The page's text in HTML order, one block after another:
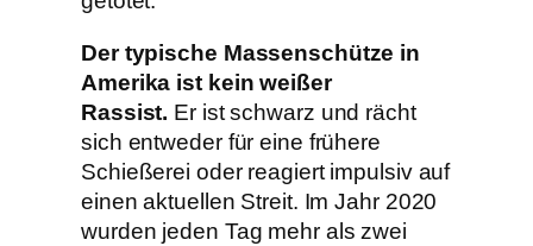
Der typische Massenschütze in
Amerika ist kein weißer
Rassist. Er ist schwarz und rächt
sich entweder für eine frühere
Schießerei oder reagiert impulsiv auf
einen aktuellen Streit. Im Jahr 2020
wurden jeden Tag mehr als zwei